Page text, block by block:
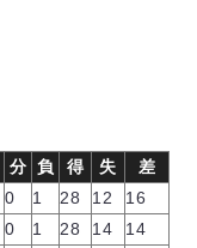
分 負 得 失
差
0 1 28 12
16
0 1 28 14
14